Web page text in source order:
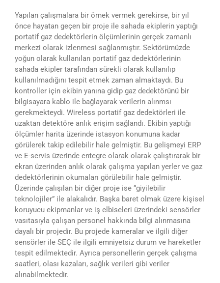
Yapılan çalışmalara bir örnek vermek gerekirse, bir yıl
önce hayatan geçen bir proje ile sahada ekiplerin yaptığı
portatif gaz dedektörlerin ölçümlerinin gerçek zamanlı
merkezi olarak izlenmesi sağlanmıştır. Sektörümüzde
yoğun olarak kullanılan portatif gaz dedektörlerinin
sahada ekipler tarafından sürekli olarak kullanılıp
kullanılmadığını tespit etmek zaman almaktaydı. Bu
kontroller için ekibin yanına gidip gaz dedektörünü bir
bilgisayara kablo ile bağlayarak verilerin alınmsı
gerekmekteydi. Wireless portatif gaz dedektörleri ile
uzaktan detektöre anlık erişim sağlandı. Ekibin yaptığı
ölçümler harita üzerinde istasyon konumuna kadar
görülerek takip edilebilir hale gelmiştir. Bu gelişmeyi ERP
ve E-servis üzerinde entegre olarak olarak çalıştırarak bir
ekran üzerinden anlık olarak çalışma yapılan yerler ve gaz
dedektörlerinin okumaları görülebilir hale gelmiştir.
Üzerinde çalışılan bir diğer proje ise “giyilebilir
teknolojiler” ile alakalıdır. Başka baret olmak üzere kişisel
koruyucu ekipmanlar ve iş elbiseleri üzerindeki sensörler
vasıtasıyla çalışan personel hakkında bilgi alınmasına
dayalı bir projedir. Bu projede kameralar ve ilgili diğer
sensörler ile SEÇ ile ilgili emniyetsiz durum ve hareketler
tespit edilmektedir. Ayrıca personellerin gerçek çalışma
saatleri, olası kazaları, sağlık verileri gibi veriler
alınabilmektedir.